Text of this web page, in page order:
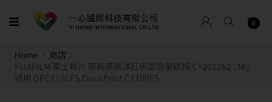
0
Home
商店
FUJIFILM 富士軟片 原廠原裝洋紅色高容量碳粉 CT201262 (3K)
適用 DPC1190FS/DocuPrint C1190FS